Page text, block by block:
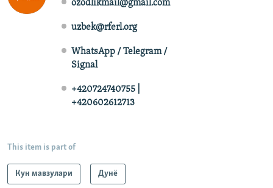
ozodlikmail@gmail.com
uzbek@rferl.org
WhatsApp / Telegram /
Signal
+420724740755 |
+420602612713
This item is part of
Кун мавзулари Дунë